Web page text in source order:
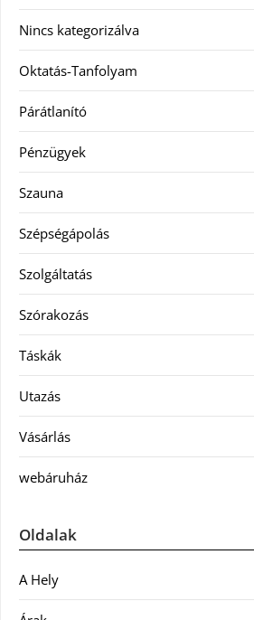
Nincs kategorizálva
Oktatás-Tanfolyam
Párátlanító
Pénzügyek
Szauna
Szépségápolás
Szolgáltatás
Szórakozás
Táskák
Utazás
Vásárlás
webáruház
Oldalak
A Hely